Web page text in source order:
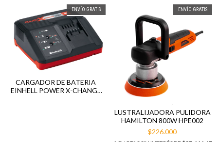
ENVÍO GRATIS
CARGADOR DE BATERIA
EINHELL POWER X-CHANGE
ENVÍO GRATIS
LUSTRALIJADORA PULIDORA
HAMILTON 800W HPE002
$226.000